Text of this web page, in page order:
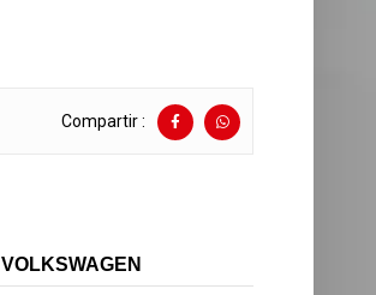
Compartir :
VOLKSWAGEN